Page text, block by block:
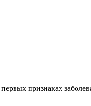
признаках